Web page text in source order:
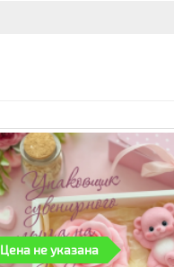
Цена не указана